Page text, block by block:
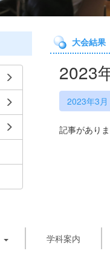
大会結果
2023
2023年3月
記事がありま
学科案内